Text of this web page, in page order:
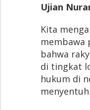
Ujian
Kita
membawa
bahwa
di tingkat
hukum di